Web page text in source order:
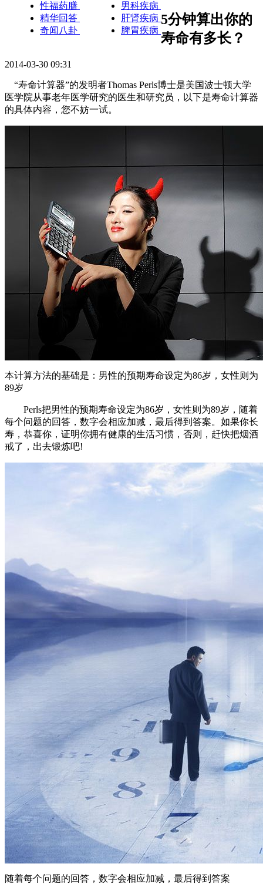
性福药膳
精华回答
奇闻八卦
男科疾病
肝肾疾病
脾胃疾病
5分钟算出你的
寿命有多长？
2014-03-30 09:31
“寿命计算器”的发明者Thomas Perls博士是美国波士顿大学
医学院从事老年医学研究的医生和研究员，以下是寿命计算器
的具体内容，您不妨一试。
本计算方法的基础是：男性的预期寿命设定为86岁，女性则为
89岁
Perls把男性的预期寿命设定为86岁，女性则为89岁，随着
每个问题的回答，数字会相应加减，最后得到答案。如果你长
寿，恭喜你，证明你拥有健康的生活习惯，否则，赶快把烟酒
戒了，出去锻炼吧!
随着每个问题的回答，数字会相应加减，最后得到答案